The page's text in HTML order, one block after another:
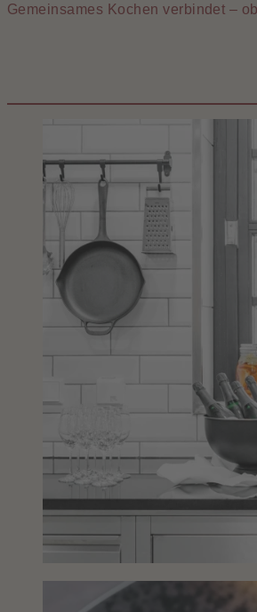
Gemeinsames Kochen verbindet –